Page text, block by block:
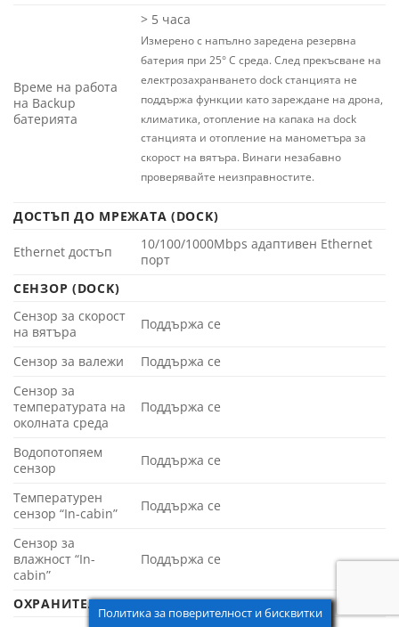
Време на работа
на Backup
батерията
> 5 часа
Измерено с напълно заредена резервна
батерия при 25° C среда. След прекъсване на
електрозахранването dock станцията не
поддържа функции като зареждане на дрона,
климатика, отопление на капака на dock
станцията и отопление на манометъра за
скорост на вятъра. Винаги незабавно
проверявайте неизправностите.
ДОСТЪП ДО МРЕЖАТА (DOCK)
Ethernet достъп
10/100/1000Mbps адаптивен Ethernet
порт
СЕНЗОР (DOCK)
Сензор за скорост
на вятъра
Поддържа се
Сензор за валежи
Поддържа се
Сензор за
температурата на
околната среда
Поддържа се
Водопотопяем
сензор
Поддържа се
Температурен
сензор “In-cabin”
Поддържа се
Сензор за
влажност “In-
cabin”
Поддържа се
ОХРАНИТЕЛНА КАМЕРА (ВЪНШНА) (DOCK)
Политика за поверителност и бисквитки